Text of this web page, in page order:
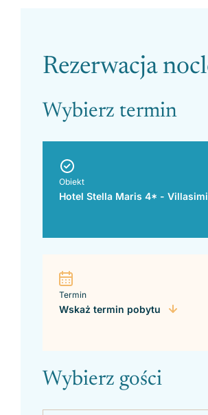
Please leave this field empty.
Rezerwacja
Wybierz termin
Obiekt
Hotel Stella Maris 4* -
Termin
Wskaż termin pobytu
Wybierz gości